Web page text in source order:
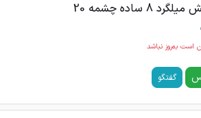
8 ساده چشمه 20
به‌روز نباشد
گفتگو